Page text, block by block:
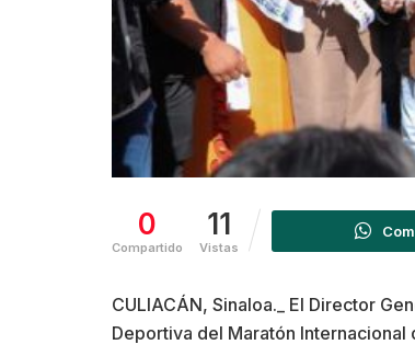
0
Compartido
11
Vistas
CULIACÁN, Sinaloa._ El Director
Deportiva del Maratón